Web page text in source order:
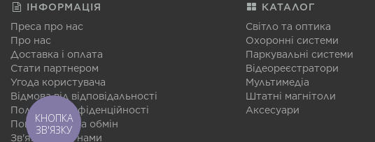
ІНФОРМАЦІЯ
Преса про нас
Про нас
Доставка і оплата
Стати партнером
Угода користувача
Відмова від відповідальності
Політика конфіденційності
Повернення та обмін
Зв'язатися з нами
КАТАЛОГ
Світло та оптика
Охоронні системи
Паркувальні системи
Відеореєстратори
Мультимедіа
Штатні магнітоли
Аксесуари
КНОПКА
ЗВ'ЯЗКУ